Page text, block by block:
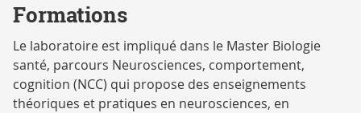
Formations
Le laboratoire est impliqué dans le Master Biologie
santé, parcours Neurosciences, comportement,
cognition (NCC) qui propose des enseignements
théoriques et pratiques en neurosciences, en